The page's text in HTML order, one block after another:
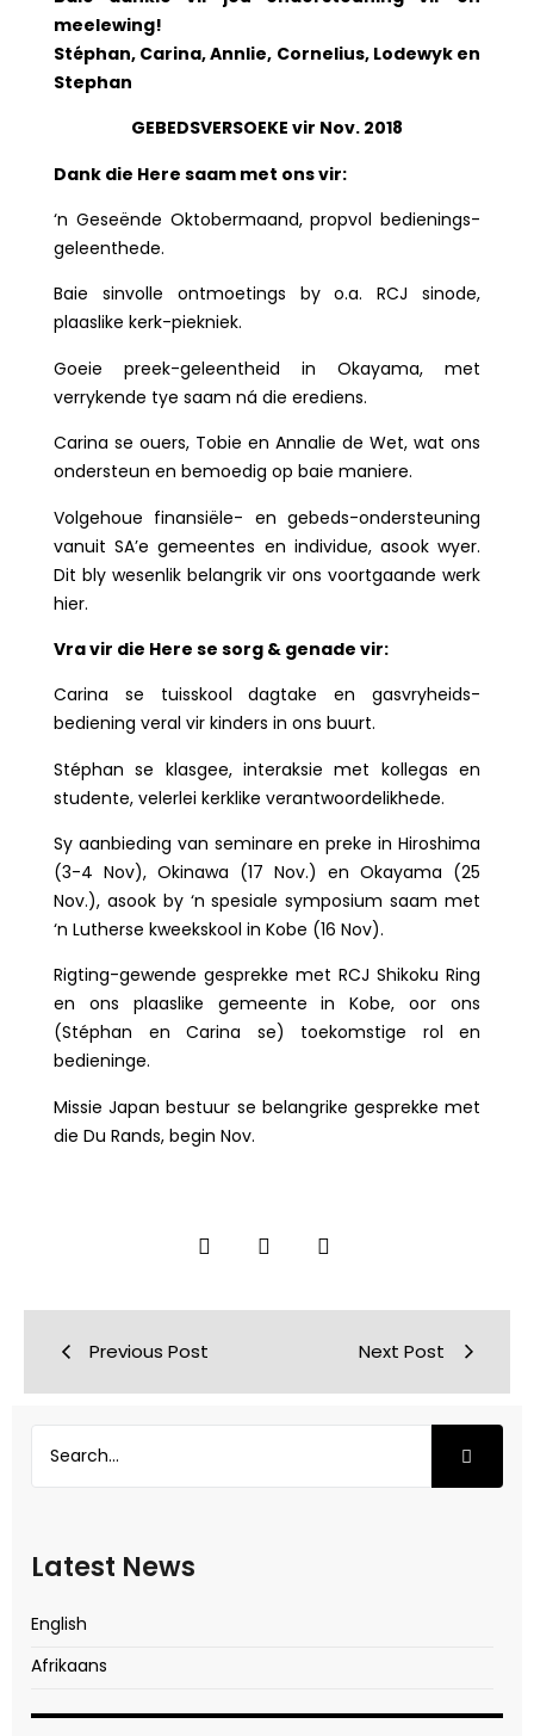
meelewing!
Stéphan, Carina, Annlie, Cornelius, Lodewyk en
Stephan
GEBEDSVERSOEKE vir Nov. 2018
Dank die Here saam met ons vir:
‘n Geseënde Oktobermaand, propvol bedienings-
geleenthede.
Baie sinvolle ontmoetings by o.a. RCJ sinode,
plaaslike kerk-piekniek.
Goeie preek-geleentheid in Okayama, met
verrykende tye saam ná die erediens.
Carina se ouers, Tobie en Annalie de Wet, wat ons
ondersteun en bemoedig op baie maniere.
Volgehoue finansiële- en gebeds-ondersteuning
vanuit SA’e gemeentes en individue, asook wyer.
Dit bly wesenlik belangrik vir ons voortgaande werk
hier.
Vra vir die Here se sorg & genade vir:
Carina se tuisskool dagtake en gasvryheids-
bediening veral vir kinders in ons buurt.
Stéphan se klasgee, interaksie met kollegas en
studente, velerlei kerklike verantwoordelikhede.
Sy aanbieding van seminare en preke in Hiroshima
(3-4 Nov), Okinawa (17 Nov.) en Okayama (25
Nov.), asook by ‘n spesiale symposium saam met
‘n Lutherse kweekskool in Kobe (16 Nov).
Rigting-gewende gesprekke met RCJ Shikoku Ring
en ons plaaslike gemeente in Kobe, oor ons
(Stéphan en Carina se) toekomstige rol en
bedieninge.
Missie Japan bestuur se belangrike gesprekke met
die Du Rands, begin Nov.
Previous Post Next Post
Latest News
English
Afrikaans